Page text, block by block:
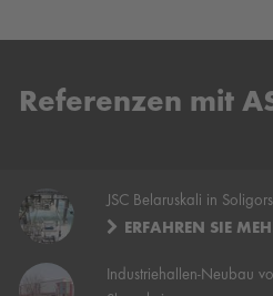
Referenzen mit
JSC Belaruskali in
ERFAHREN SIE
Industriehallen-Neubau